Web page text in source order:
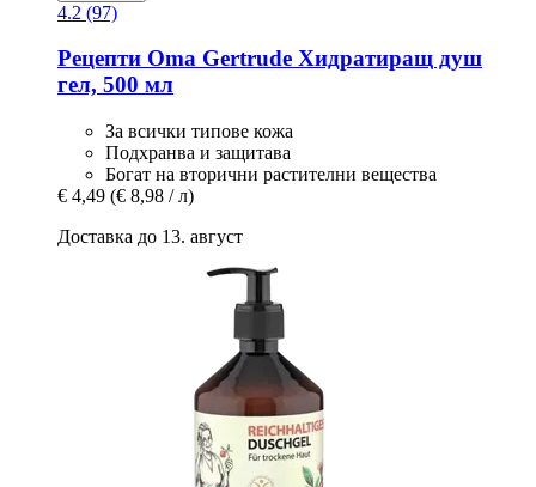
4.2 (97)
Рецепти Oma Gertrude Хидратиращ душ
гел, 500 мл
За всички типове кожа
Подхранва и защитава
Богат на вторични растителни вещества
€ 4,49 (€ 8,98 / л)
Доставка до 13. август